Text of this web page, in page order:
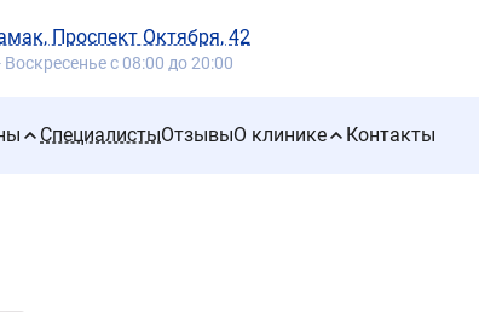
Проспект Октября, 42
с 08:00 до 20:00
СпециалистыОтзывыО клинике Контакты